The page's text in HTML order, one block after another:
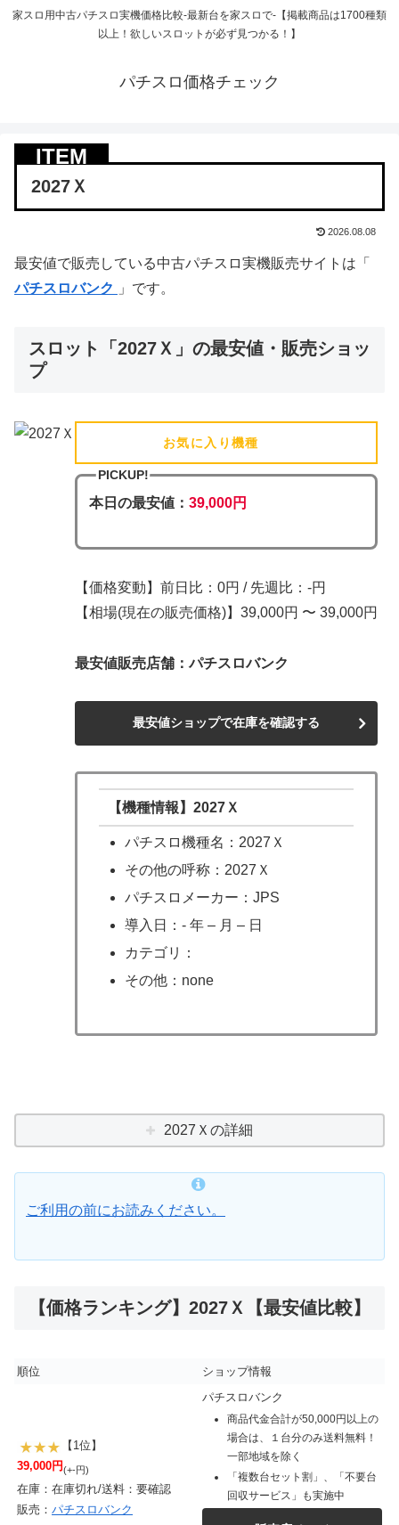
家スロ用中古パチスロ実機価格比較-最新台を家スロで-【掲載商品は1700種類
以上！欲しいスロットが必ず見つかる！】
パチスロ価格チェック
2027Ｘ
2026.08.08
最安値で販売している中古パチスロ実機販売サイトは「
パチスロバンク
」です。
スロット「2027Ｘ」の最安値・販売ショッ
プ
お気に入り機種
PICKUP!
本日の最安値： 39,000円
【価格変動】前日比：0円 / 先週比：-円
【相場(現在の販売価格)】39,000円 〜 39,000円
最安値販売店舗：パチスロバンク
最安値ショップで在庫を確認する
【機種情報】2027Ｘ
パチスロ機種名：2027Ｘ
その他の呼称：2027Ｘ
パチスロメーカー：JPS
導入日：- 年 – 月 – 日
カテゴリ：
その他：none
2027Ｘの詳細
ご利用の前にお読みください。
【価格ランキング】2027Ｘ【最安値比較】
順位 ショップ情報
【1位】
39,000円(+-円)
在庫：在庫切れ/送料：要確認
販売： パチスロバンク
パチスロバンク
商品代金合計が50,000円以上の
場合は、１台分のみ送料無料！
一部地域を除く
「複数台セット割」、「不要台
回収サービス」も実施中